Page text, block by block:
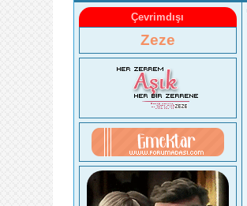
Çevrimdışı
Zeze